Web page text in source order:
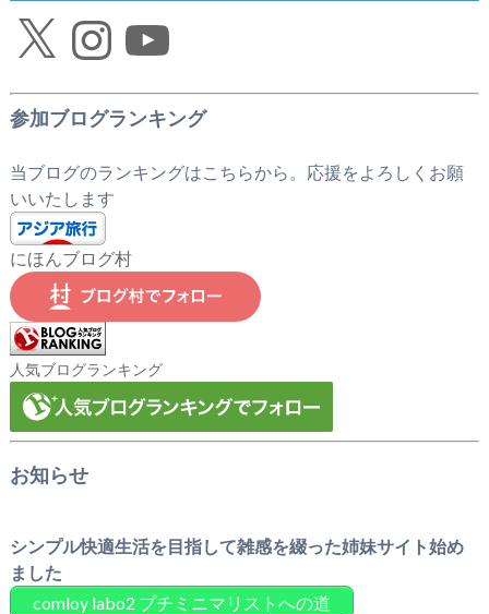
X InstagramYouTube
参加ブログランキング
当ブログのランキングはこちらから。応援をよろしくお願
いいたします
にほんブログ村
人気ブログランキング
お知らせ
シンプル快適生活を目指して雑感を綴った姉妹サイト始め
ました
comloy labo2 プチミニマリストへの道